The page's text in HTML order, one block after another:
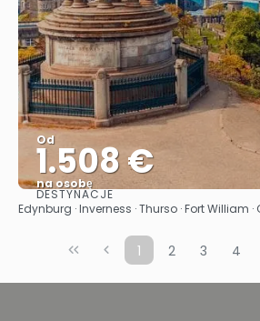
Od
1.508 €
na osobę
Zobacz
DESTYNACJE
Edynburg · Inverness · Thurso · Fort William
1 2 3 4